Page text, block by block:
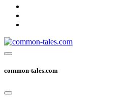
common-tales.com